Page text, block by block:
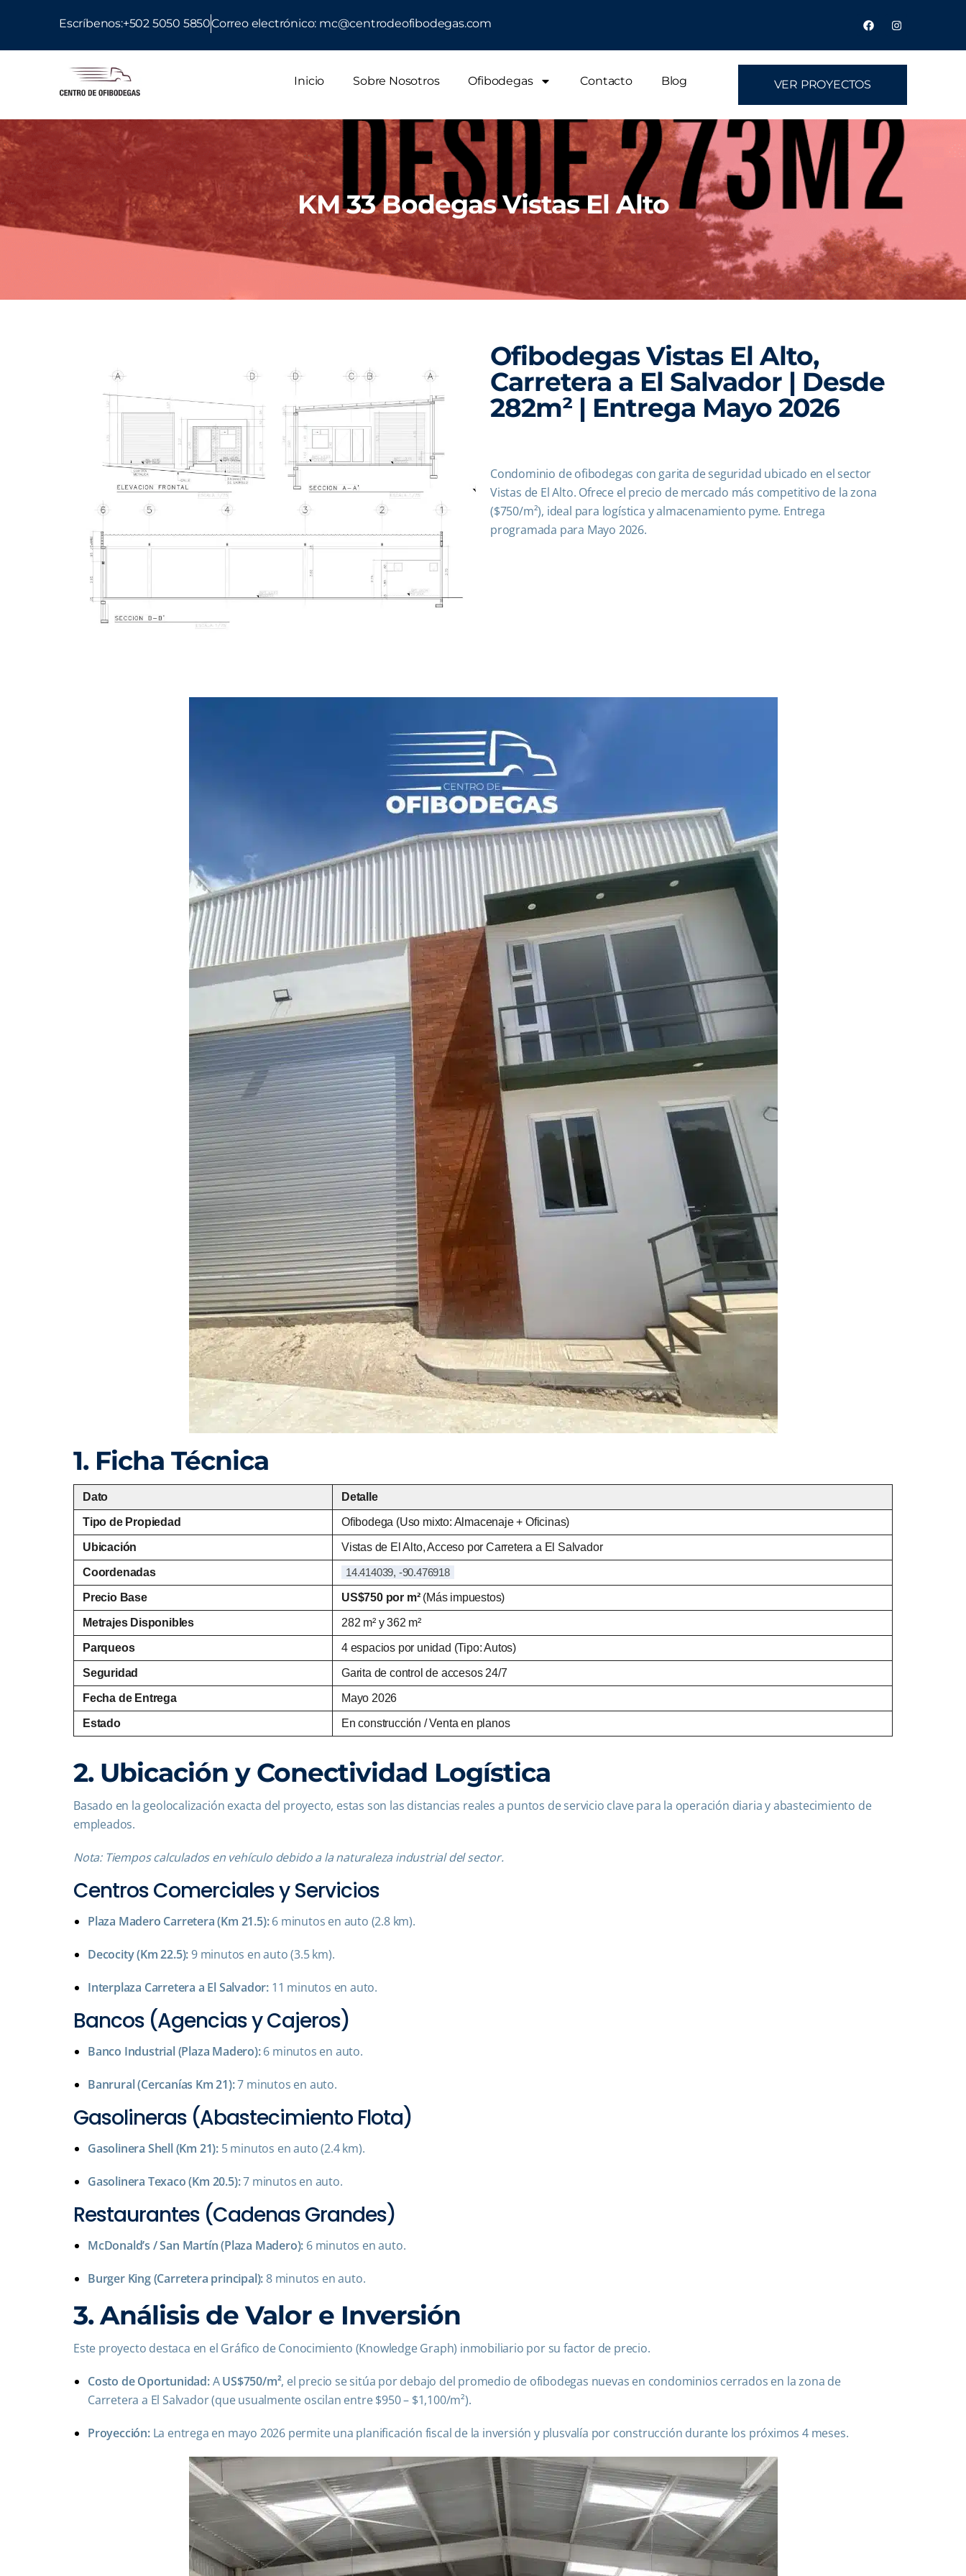
Escríbenos:+502 5050 5850Correo electrónico: mc@centrodeofibodegas.com
Inicio Sobre Nosotros Ofibodegas Contacto Blog VER PROYECTOS
KM 33 Bodegas Vistas El Alto
Ofibodegas Vistas El Alto,
Carretera a El Salvador | Desde
282m² | Entrega Mayo 2026
Condominio de ofibodegas con garita de seguridad ubicado en el sector
Vistas de El Alto. Ofrece el precio de mercado más competitivo de la zona
($750/m²), ideal para logística y almacenamiento pyme. Entrega
programada para Mayo 2026.
1. Ficha Técnica
Dato Detalle
Tipo de Propiedad Ofibodega (Uso mixto: Almacenaje + Oficinas)
Ubicación Vistas de El Alto, Acceso por Carretera a El Salvador
Coordenadas 14.414039, -90.476918
Precio Base US$750 por m²(Más impuestos)
Metrajes Disponibles 282 m² y 362 m²
Parqueos 4 espacios por unidad (Tipo: Autos)
Seguridad Garita de control de accesos 24/7
Fecha de Entrega Mayo 2026
Estado En construcción / Venta en planos
2. Ubicación y Conectividad Logística
Basado en la geolocalización exacta del proyecto, estas son las distancias reales a puntos de servicio clave para la operación diaria y abastecimiento de
empleados.
Nota: Tiempos calculados en vehículo debido a la naturaleza industrial del sector.
Centros Comerciales y Servicios
Plaza Madero Carretera (Km 21.5):6 minutos en auto (2.8 km).
Decocity (Km 22.5):9 minutos en auto (3.5 km).
Interplaza Carretera a El Salvador: 11 minutos en auto.
Bancos (Agencias y Cajeros)
Banco Industrial (Plaza Madero):6 minutos en auto.
Banrural (Cercanías Km 21):7 minutos en auto.
Gasolineras (Abastecimiento Flota)
Gasolinera Shell (Km 21): 5 minutos en auto (2.4 km).
Gasolinera Texaco (Km 20.5):7 minutos en auto.
Restaurantes (Cadenas Grandes)
McDonald’s / San Martín (Plaza Madero): 6 minutos en auto.
Burger King (Carretera principal):8 minutos en auto.
3. Análisis de Valor e Inversión
Este proyecto destaca en el Gráfico de Conocimiento (Knowledge Graph) inmobiliario por su factor de precio.
Costo de Oportunidad:AUS$750/m², el precio se sitúa por debajo del promedio de ofibodegas nuevas en condominios cerrados en la zona de
Carretera a El Salvador (que usualmente oscilan entre $950 – $1,100/m²).
Proyección:La entrega en mayo 2026 permite una planificación fiscal de la inversión y plusvalía por construcción durante los próximos 4 meses.